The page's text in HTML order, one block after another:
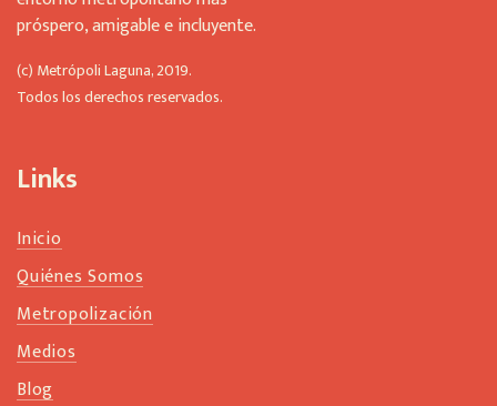
e
t
b
k
próspero, amigable e incluyente.
(c) Metrópoli Laguna, 2019.
Todos los derechos reservados.
Links
Inicio
Quiénes Somos
Metropolización
Medios
Blog